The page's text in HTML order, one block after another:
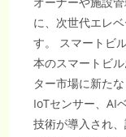
に、次世代エレ
す。 スマートビ
本のスマートビ
ター市場に新た
IoTセンサー、AI
技術が導入され